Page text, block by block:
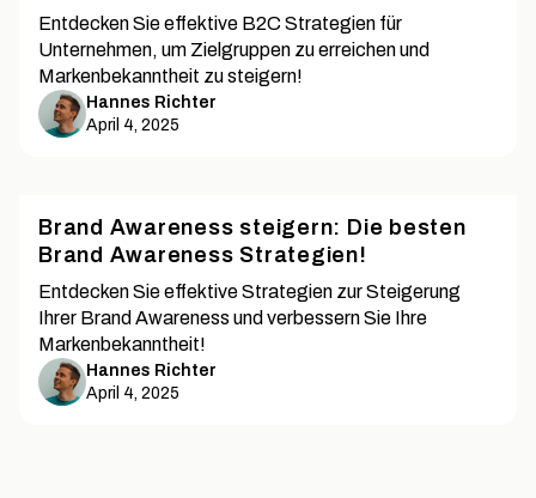
Entdecken Sie effektive B2C Strategien für
Unternehmen, um Zielgruppen zu erreichen und
Markenbekanntheit zu steigern!
Hannes Richter
April 4, 2025
Brand Awareness steigern: Die besten
Brand Awareness Strategien!
Entdecken Sie effektive Strategien zur Steigerung
Ihrer Brand Awareness und verbessern Sie Ihre
Markenbekanntheit!
Hannes Richter
April 4, 2025